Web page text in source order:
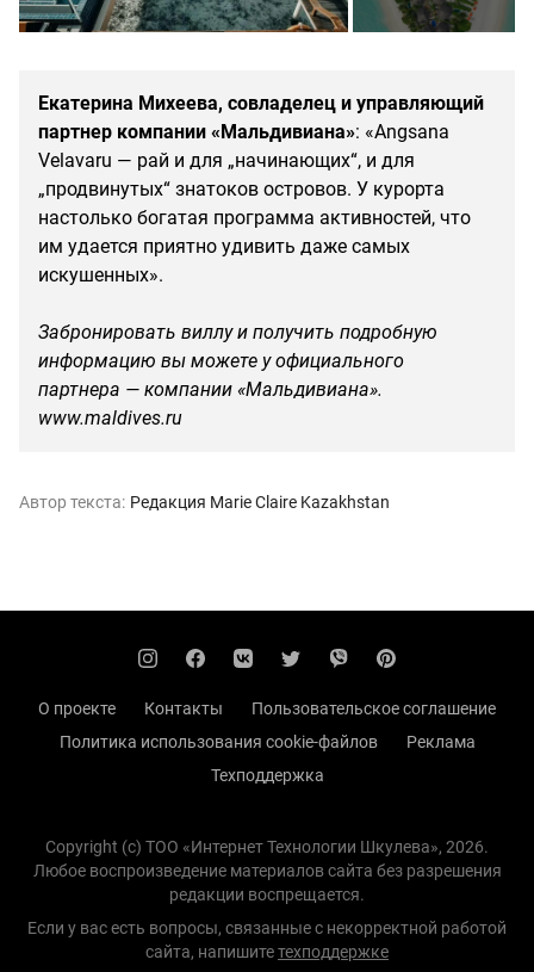
Екатерина Михеева, совладелец и управляющий
партнер компании «Мальдивиана»: «Angsana
Velavaru — рай и для „начинающих“, и для
„продвинутых“ знатоков островов. У курорта
настолько богатая программа активностей, что
им удается приятно удивить даже самых
искушенных».
Забронировать виллу и получить подробную
информацию вы можете у официального
партнера — компании «Мальдивиана».
www.maldives.ru
Автор текста: Редакция Marie Claire Kazakhstan
О проекте Контакты
Пользовательское соглашение
Политика использования cookie-файлов
Реклама
Техподдержка
Copyright (с) TOO «Интернет Технологии Шкулева», 2026.
Любое воспроизведение материалов сайта без разрешения
редакции воспрещается.
Если у вас есть вопросы, связанные с некорректной работой
сайта, напишитетехподдержке